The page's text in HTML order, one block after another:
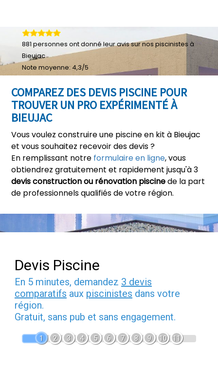
COMPAREZ DES DEVIS PISCINE POUR
TROUVER UN PRO EXPÉRIMENTÉ À
BIEUJAC
Vous voulez construire une piscine en kit à Bieujac
et vous souhaitez recevoir des devis ?
En remplissant notre formulaire en ligne, vous
obtiendrez gratuitement et rapidement jusqu'à 3
devis construction ou rénovation piscinede la part
de professionnels qualifiés de votre région.
881 personnes ont donné leuravis sur nos piscinistes à
Bieujac
Note moyenne: 4,3/5
Devis Piscine
En 5 minutes, demandez 3 devis
comparatifs aux piscinistes dans votre
région.
Gratuit, sans pub et sans engagement.
1 2 3 4 5 6 7 8 9 10 11